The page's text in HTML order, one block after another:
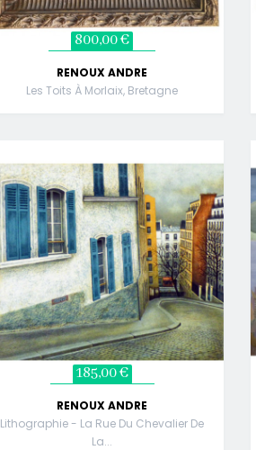
800,00 €
RENOUX ANDRE
Les Toits À Morlaix, Bretagne
185,00 €
RENOUX ANDRE
Lithographie - La Rue Du Chevalier De
La...